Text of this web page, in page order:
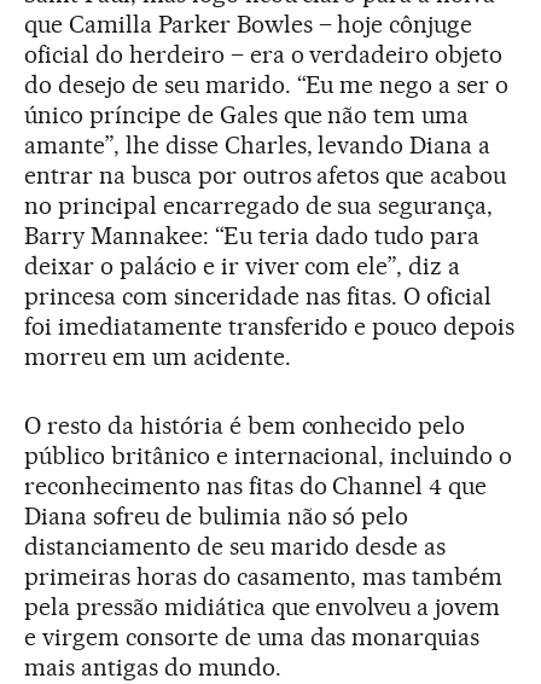
que Camilla Parker Bowles – hoje cônjuge
oficial do herdeiro – era o verdadeiro objeto
do desejo de seu marido. “Eu me nego a ser o
único príncipe de Gales que não tem uma
amante”, lhe disse Charles, levando Diana a
entrar na busca por outros afetos que acabou
no principal encarregado de sua segurança,
Barry Mannakee: “Eu teria dado tudo para
deixar o palácio e ir viver com ele”, diz a
princesa com sinceridade nas fitas. O oficial
foi imediatamente transferido e pouco depois
morreu em um acidente.
O resto da história é bem conhecido pelo
público britânico e internacional, incluindo o
reconhecimento nas fitas do Channel 4 que
Diana sofreu de bulimia não só pelo
distanciamento de seu marido desde as
primeiras horas do casamento, mas também
pela pressão midiática que envolveu a jovem
e virgem consorte de uma das monarquias
mais antigas do mundo.